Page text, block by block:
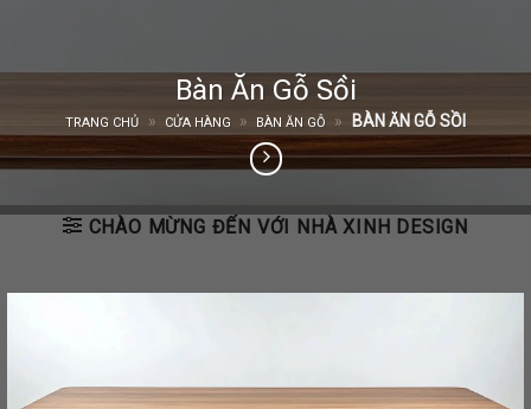
Bàn Ăn Gỗ Sồi
TRANG CHỦ » CỬA HÀNG » BÀN ĂN GỖ » BÀN ĂN GỖ SỒI
CHÀO MỪNG ĐẾN VỚI NHÀ XINH DESIGN